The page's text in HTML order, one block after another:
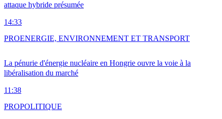
attaque hybride présumée
14:33
La pénurie d'énergie nucléaire en Hongrie ouvre la voie à la
libéralisation du marché
11:38
PROENERGIE, ENVIRONNEMENT ET TRANSPORT
PROPOLITIQUE